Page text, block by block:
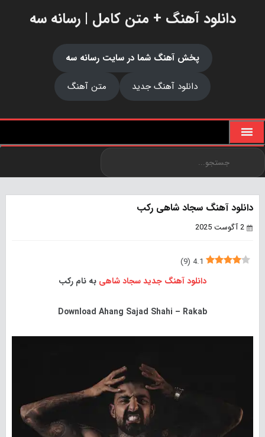
دانلود آهنگ + متن کامل | رسانه سه
پخش آهنگ شما در سایت رسانه سه
دانلود آهنگ جدید
متن آهنگ
دانلود آهنگ سجاد شاهی رکب
2 آگوست 2025
4.1
(
9
)
دانلود آهنگ جدیدسجاد شاهی به نام رکب
Download Ahang Sajad Shahi – Rakab